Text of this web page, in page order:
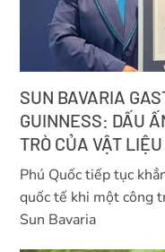
SUN BAVARIA
GUINNESS: DẤU
TRÒ CỦA VẬT LIỆU
Phú Quốc tiếp tục
quốc tế khi một công
Sun Bavaria